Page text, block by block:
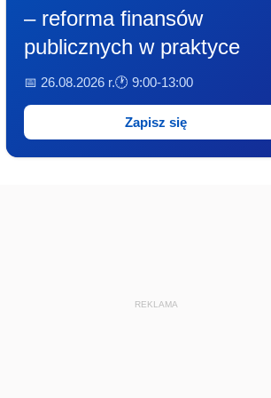
– reforma finansów
publicznych w praktyce
📅 26.08.2026 r.🕐 9:00-13:00
Zapisz się
REKLAMA